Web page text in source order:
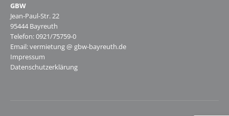
GBW
Jean-Paul-Str. 22
95444 Bayreuth
Telefon: 0921/75759-0
Email: vermietung @ gbw-bayreuth.de
Impressum
Datenschutzerklärung